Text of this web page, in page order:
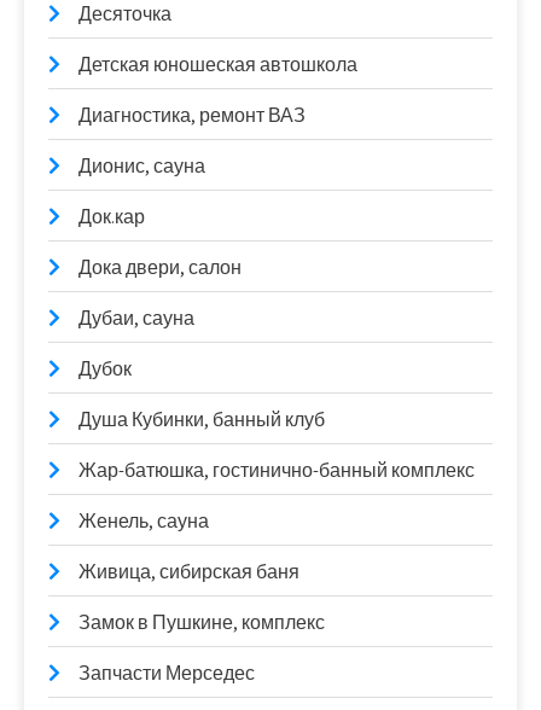
Десяточка
Детская юношеская автошкола
Диагностика, ремонт ВАЗ
Дионис, сауна
Док.кар
Дока двери, салон
Дубаи, сауна
Дубок
Душа Кубинки, банный клуб
Жар-батюшка, гостинично-банный комплекс
Женель, сауна
Живица, сибирская баня
Замок в Пушкине, комплекс
Запчасти Мерседес